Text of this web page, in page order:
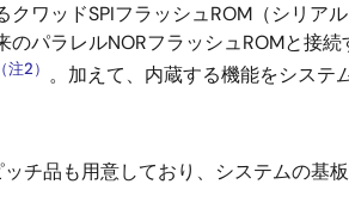
ワッドSPIフラッシュROM（シリア
パラレルNORフラッシュROMと接
（注2） 。加えて、内蔵する機能をシステ
チ品も用意しており、システムの基